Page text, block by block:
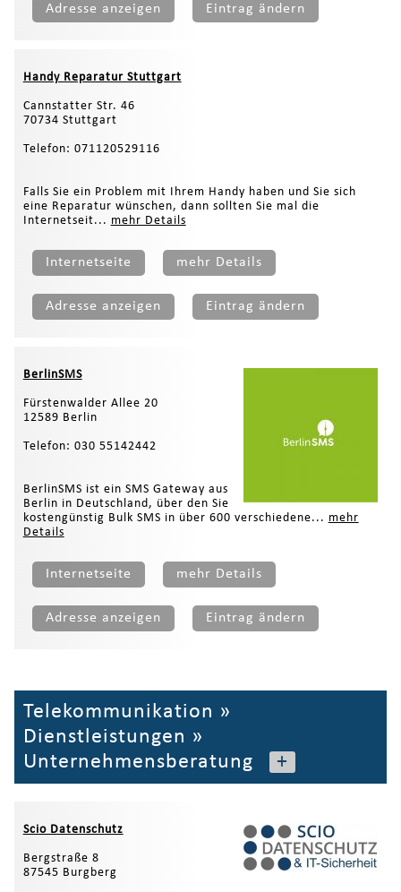
Adresse anzeigen Eintrag ändern
Handy Reparatur Stuttgart
Cannstatter Str. 46
70734 Stuttgart
Telefon: 071120529116
Falls Sie ein Problem mit Ihrem Handy haben und Sie sich
eine Reparatur wünschen, dann sollten Sie mal die
Internetseit... mehr Details
Internetseite mehr Details
Adresse anzeigen Eintrag ändern
BerlinSMS
Fürstenwalder Allee 20
12589 Berlin
Telefon: 030 55142442
BerlinSMS ist ein SMS Gateway aus
Berlin in Deutschland, über den Sie
kostengünstig Bulk SMS in über 600 verschiedene... mehr
Details
Internetseite mehr Details
Adresse anzeigen Eintrag ändern
Telekommunikation »
Dienstleistungen »
Unternehmensberatung
+
Scio Datenschutz
Bergstraße 8
87545 Burgberg